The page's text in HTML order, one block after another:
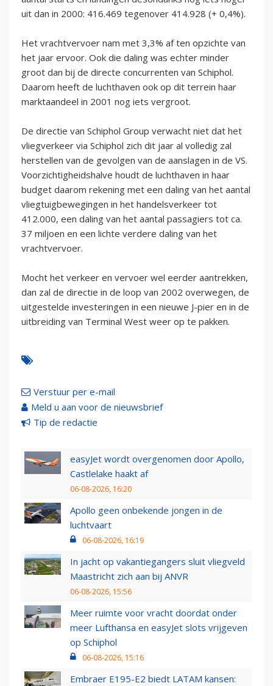
uit dan in 2000: 416.469 tegenover 414.928 (+ 0,4%).
Het vrachtvervoer nam met 3,3% af ten opzichte van
het jaar ervoor. Ook die daling was echter minder
groot dan bij de directe concurrenten van Schiphol.
Daarom heeft de luchthaven ook op dit terrein haar
marktaandeel in 2001 nog iets vergroot.
De directie van Schiphol Group verwacht niet dat het
vliegverkeer via Schiphol zich dit jaar al volledig zal
herstellen van de gevolgen van de aanslagen in de VS.
Voorzichtigheidshalve houdt de luchthaven in haar
budget daarom rekening met een daling van het aantal
vliegtuigbewegingen in het handelsverkeer tot
412.000, een daling van het aantal passagiers tot ca.
37 miljoen en een lichte verdere daling van het
vrachtvervoer.
Mocht het verkeer en vervoer wel eerder aantrekken,
dan zal de directie in de loop van 2002 overwegen, de
uitgestelde investeringen in een nieuwe J-pier en in de
uitbreiding van Terminal West weer op te pakken.
Verstuur per e-mail
Meld u aan voor de nieuwsbrief
Tip de redactie
easyJet wordt overgenomen door Apollo,
Castlelake haakt af
06-08-2026, 16:20
Apollo geen onbekende jongen in de
luchtvaart
06-08-2026, 16:19
In jacht op vakantiegangers sluit vliegveld
Maastricht zich aan bij ANVR
06-08-2026, 15:56
Meer ruimte voor vracht doordat onder
meer Lufthansa en easyJet slots vrijgeven
op Schiphol
06-08-2026, 15:16
Embraer E195-E2 biedt LATAM kansen: